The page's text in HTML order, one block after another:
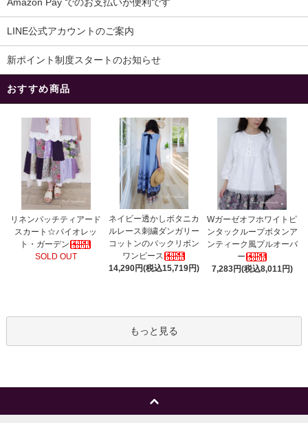
LINE公式アカウントのご案内
新ポイント制度スタートのお知らせ
おすすめ商品
リネンパッチティアード
スカート☆バイオレッ
ト・ガーデン
SOLD OUT
ネイビー透かしボタニカ
ルレース刺繍ダンガリー
コットンのバックリボン
ワンピース
14,290円(税込15,719円)
Wガーゼオフホワイトピ
ンタックループボタンア
ンティーク風プルオーバ
ー
7,283円(税込8,011円)
もっと見る